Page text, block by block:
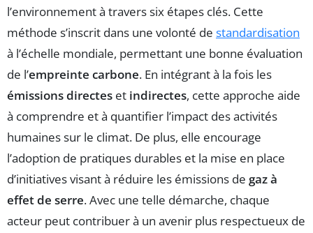
l’environnement à travers six étapes clés. Cette
méthode s’inscrit dans une volonté de standardisation
à l’échelle mondiale, permettant une bonne évaluation
de l’empreinte carbone. En intégrant à la fois les
émissions directes et indirectes, cette approche aide
à comprendre et à quantifier l’impact des activités
humaines sur le climat. De plus, elle encourage
l’adoption de pratiques durables et la mise en place
d’initiatives visant à réduire les émissions de gaz à
effet de serre. Avec une telle démarche, chaque
acteur peut contribuer à un avenir plus respectueux de